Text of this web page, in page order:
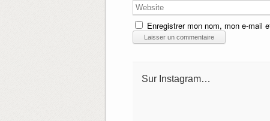
Enregistrer mon nom, mon e-mail
Sur Instagram…